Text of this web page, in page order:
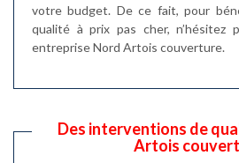
votre budget. De ce fait, pour
qualité à prix pas cher, n’hésitez
entreprise Nord Artois couverture.
Des interventions de
Artois